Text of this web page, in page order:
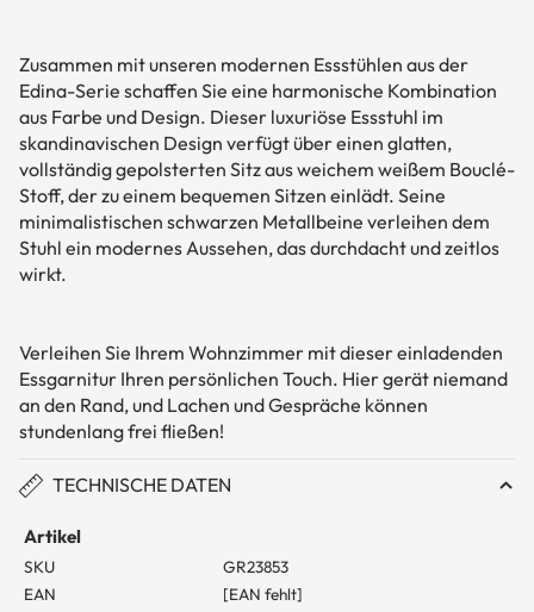
Zusammen mit unseren modernen Essstühlen aus der
Edina-Serie schaffen Sie eine harmonische Kombination
aus Farbe und Design. Dieser luxuriöse Essstuhl im
skandinavischen Design verfügt über einen glatten,
vollständig gepolsterten Sitz aus weichem weißem Bouclé-
Stoff, der zu einem bequemen Sitzen einlädt. Seine
minimalistischen schwarzen Metallbeine verleihen dem
Stuhl ein modernes Aussehen, das durchdacht und zeitlos
wirkt.
Verleihen Sie Ihrem Wohnzimmer mit dieser einladenden
Essgarnitur Ihren persönlichen Touch. Hier gerät niemand
an den Rand, und Lachen und Gespräche können
stundenlang frei fließen!
TECHNISCHE DATEN
Artikel
SKU
GR23853
EAN
[EAN fehlt]